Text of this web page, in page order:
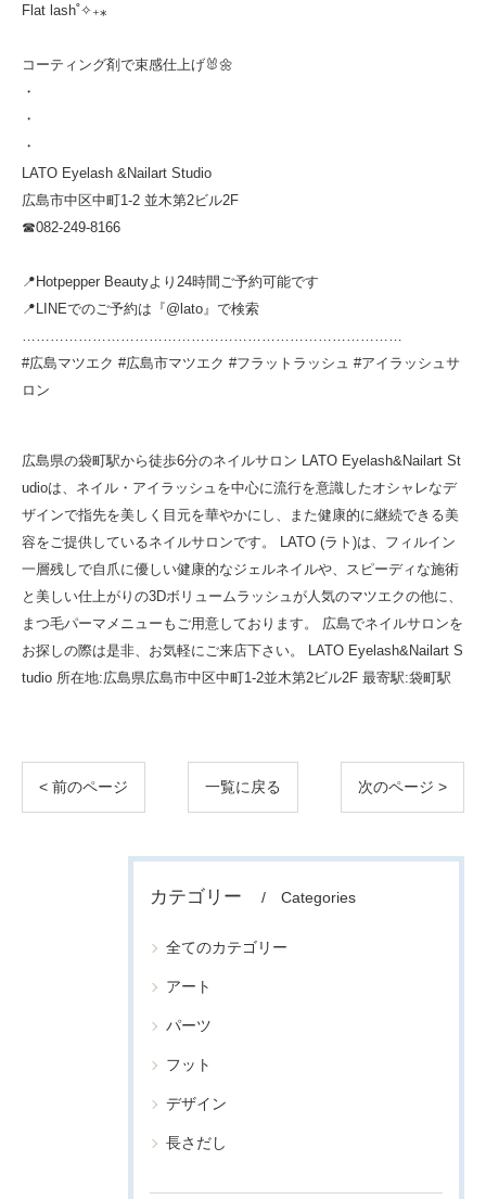
Flat lash˚✧₊⁎
コーティング剤で束感仕上げ🐰🌼
・
・
・
LATO Eyelash &Nailart Studio
広島市中区中町1-2 並木第2ビル2F
☎︎082-249-8166
📍Hotpepper Beautyより24時間ご予約可能です
📍LINEでのご予約は『@lato』で検索
………………………………………………………………………
#広島マツエク #広島市マツエク #フラットラッシュ #アイラッシュサ
ロン
広島県の袋町駅から徒歩6分のネイルサロン LATO Eyelash&Nailart St
udioは、ネイル・アイラッシュを中心に流行を意識したオシャレなデ
ザインで指先を美しく目元を華やかにし、また健康的に継続できる美
容をご提供しているネイルサロンです。 LATO (ラト)は、フィルイン
一層残しで自爪に優しい健康的なジェルネイルや、スピーディな施術
と美しい仕上がりの3Dボリュームラッシュが人気のマツエクの他に、
まつ毛パーマメニューもご用意しております。 広島でネイルサロンを
お探しの際は是非、お気軽にご来店下さい。 LATO Eyelash&Nailart S
tudio 所在地:広島県広島市中区中町1-2並木第2ビル2F 最寄駅:袋町駅
< 前のページ 一覧に戻る 次のページ >
カテゴリー Categories
全てのカテゴリー
アート
パーツ
フット
デザイン
長さだし